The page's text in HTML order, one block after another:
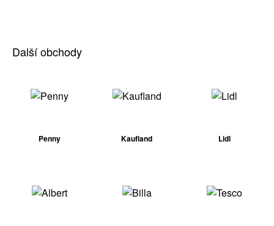
Další obchody
Penny Kaufland Lidl